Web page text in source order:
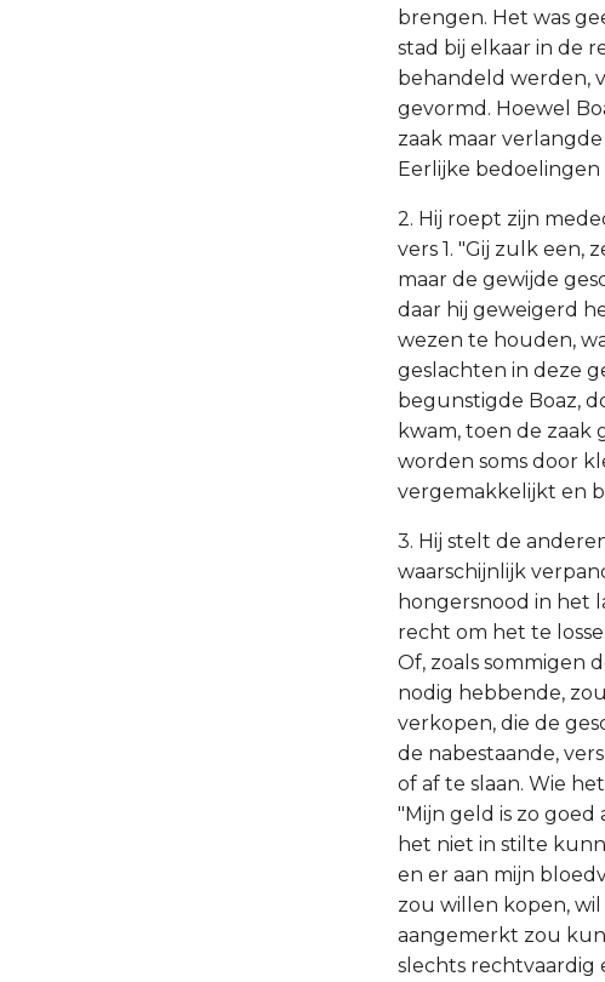
brengen. Het was
stad bij elkaar in de
behandeld werden,
gevormd. Hoewel
zaak maar
Eerlijke
2. Hij roept zijn
vers 1. "Gij zulk een,
maar de gewijde
daar hij geweigerd
wezen te houden,
geslachten in deze
begunstigde Boaz,
kwam, toen de zaak
worden soms door
vergemakkelijkt en
3. Hij stelt de
waarschijnlijk
hongersnood in het
recht om het te
Of, zoals sommigen
nodig hebbende,
verkopen, die de
de nabestaande,
of af te slaan. Wie
"Mijn geld is zo goed
het niet in stilte
en er aan mijn
zou willen kopen,
aangemerkt zou
slechts rechtvaardig